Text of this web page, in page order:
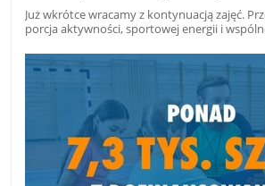
Już wkrótce wracamy z kontynuacją zajęć.
porcja aktywności, sportowej energii i